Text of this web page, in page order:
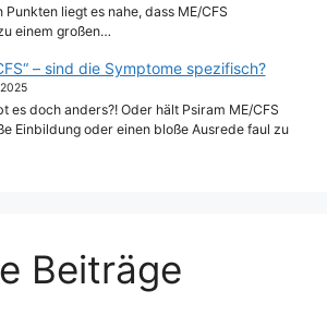
liegt es nahe, dass ME/CFS
einem großen…
– sind die Symptome spezifisch?
es doch anders?! Oder hält Psiram ME/CFS
Einbildung oder einen bloße Ausrede faul zu
Beiträge